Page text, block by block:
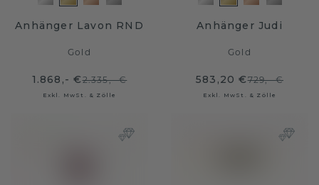
Anhänger Lavon RND
Gold
1.868,- €2.335,- €
Exkl. MwSt. & Zölle
Anhänger Judi
Gold
583,20 €729,- €
Exkl. MwSt. & Zölle